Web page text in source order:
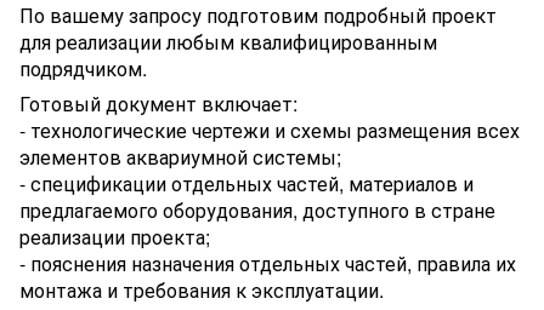
По вашему запросу подготовим подробный проект
для реализации любым квалифицированным
подрядчиком.
Готовый документ включает:
- технологические чертежи и схемы размещения всех
элементов аквариумной системы;
- спецификации отдельных частей, материалов и
предлагаемого оборудования, доступного в стране
реализации проекта;
- пояснения назначения отдельных частей, правила их
монтажа и требования к эксплуатации.